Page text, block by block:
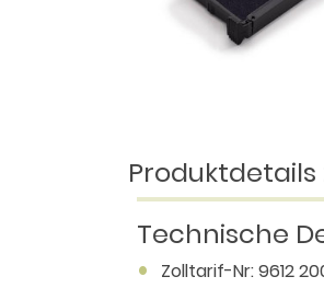
Produktdetails
Technische
Zolltarif-Nr: 9612